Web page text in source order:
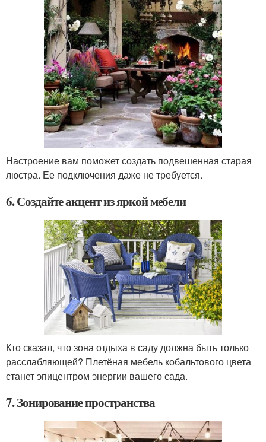
Настроение вам поможет создать подвешенная старая
люстра. Ее подключения даже не требуется.
6. Создайте акцент из яркой мебели
Кто сказал, что зона отдыха в саду должна быть только
расслабляющей? Плетёная мебель кобальтового цвета
станет эпицентром энергии вашего сада.
7. Зонирование пространства